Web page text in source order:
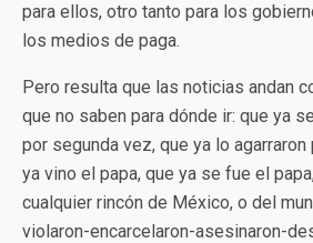
para ellos, otro tanto para los
los medios de paga.
Pero resulta que las noticias andan
que no saben para dónde ir: que ya
por segunda vez, que ya lo
ya vino el papa, que ya se fue el
cualquier rincón de México, o del
violaron-encarcelaron-asesinaron-